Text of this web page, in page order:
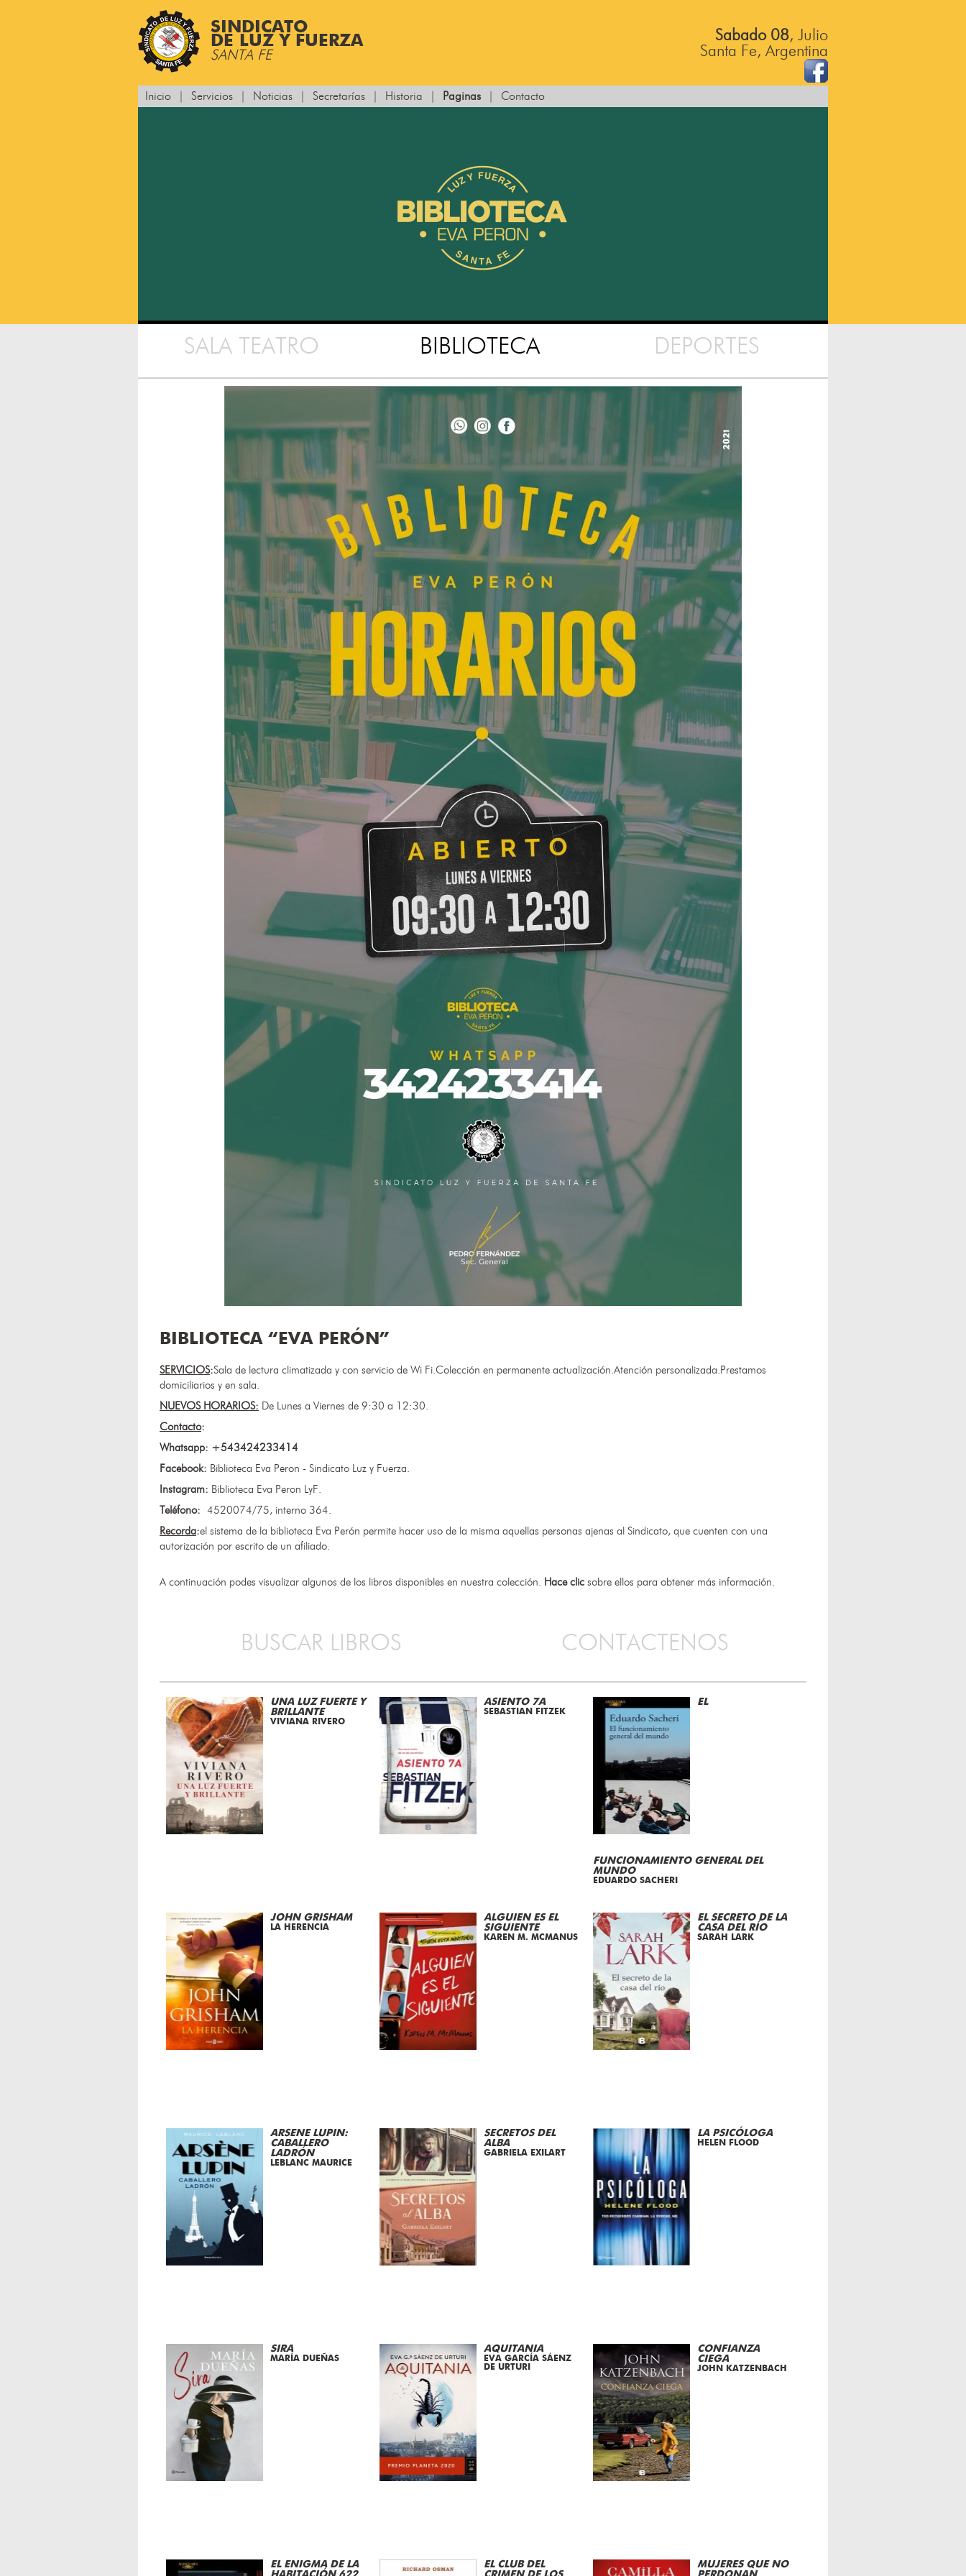
SINDICATO
DE LUZ Y FUERZA
SANTA FE
Sabado 08, Julio
Santa Fe, Argentina
Inicio Servicios Noticias Secretarías Historia Paginas Contacto
SALA TEATRO BIBLIOTECA DEPORTES
BIBLIOTECA “EVA PERÓN”
SERVICIOS:Sala de lectura climatizada y con servicio de Wi Fi.Colección en permanente actualización.Atención personalizada.Prestamos
domiciliarios y en sala.
NUEVOS HORARIOS:​ De Lunes a Viernes de 9:30 a 12:30.
Contacto:
Whatsapp: +543424233414
Facebook: Biblioteca Eva Peron - Sindicato Luz y Fuerza.
Instagram: Biblioteca Eva Peron LyF.
Teléfono: 4520074/75, interno 364.
Recorda:el sistema de la biblioteca Eva Perón permite hacer uso de la misma aquellas personas ajenas al Sindicato, que cuenten con una
autorización por escrito de un afiliado.
A continuación podes visualizar algunos de los libros disponibles en nuestra colección. Hace clic sobre ellos para obtener más información.
BUSCAR LIBROS CONTACTENOS
UNA LUZ FUERTE Y
BRILLANTE
VIVIANA RIVERO
ASIENTO 7A
SEBASTIAN FITZEK
EL
FUNCIONAMIENTO GENERAL DEL
MUNDO
EDUARDO SACHERI
JOHN GRISHAM
LA HERENCIA
ALGUIEN ES EL
SIGUIENTE
KAREN M. MCMANUS
EL SECRETO DE LA
CASA DEL RÍO
SARAH LARK
ARSENE LUPIN:
CABALLERO
LADRÓN
LEBLANC MAURICE
SECRETOS DEL
ALBA
GABRIELA EXILART
LA PSICÓLOGA
HELEN FLOOD
SIRA
MARÍA DUEÑAS
AQUITANIA
EVA GARCÍA SÁENZ
DE URTURI
CONFIANZA
CIEGA
JOHN KATZENBACH
EL ENIGMA DE LA
EL CLUB DEL
MUJERES QUE NO